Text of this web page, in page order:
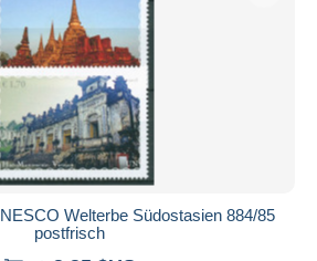
Welterbe Südostasien 884/85
postfrisch